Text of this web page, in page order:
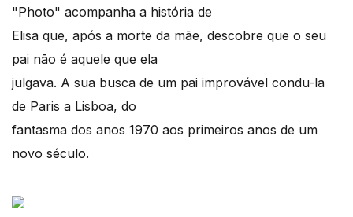
"Photo" acompanha a história de
Elisa que, após a morte da mãe, descobre que o seu
pai não é aquele que ela
julgava. A sua busca de um pai improvável condu-la
de Paris a Lisboa, do
fantasma dos anos 1970 aos primeiros anos de um
novo século.